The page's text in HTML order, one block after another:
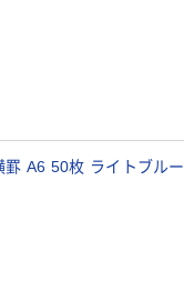
A6 50枚 ライトブルー